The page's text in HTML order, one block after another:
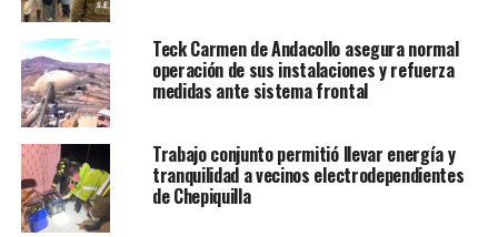
Teck Carmen de Andacollo asegura normal
operación de sus instalaciones y refuerza
medidas ante sistema frontal
Trabajo conjunto permitió llevar energía y
tranquilidad a vecinos electrodependientes
de Chepiquilla